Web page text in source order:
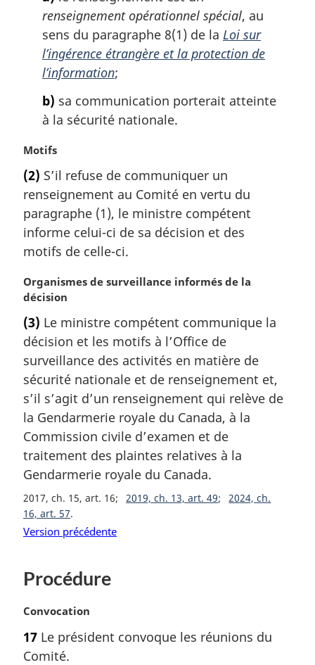
renseignement opérationnel spécial, au
sens du paragraphe 8(1) de la Loi sur
l’ingérence étrangère et la protection de
l’information;
b) sa communication porterait atteinte
à la sécurité nationale.
N
t
e
m
a
g
n
a
l
e
:
Motifs
(2) S’il refuse de communiquer un
renseignement au Comité en vertu du
paragraphe (1), le ministre compétent
informe celui-ci de sa décision et des
motifs de celle-ci.
N
o
e
m
a
r
i
n
a
l
e
:
Organismes de surveillance informés de la
décision
(3) Le ministre compétent communique la
décision et les motifs à l’Office de
surveillance des activités en matière de
sécurité nationale et de renseignement et,
s’il s’agit d’un renseignement qui relève de
la Gendarmerie royale du Canada, à la
Commission civile d’examen et de
traitement des plaintes relatives à la
Gendarmerie royale du Canada.
2017, ch. 15, art. 16 2019, ch. 13, art. 49
2024, ch.
16, art. 57
Version précédente
Procédure
N
t
e
Convocation
17 Le président convoque les réunions du
Comité.